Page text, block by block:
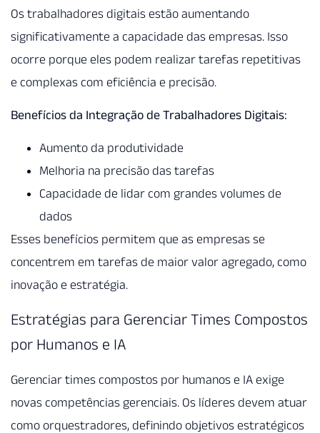
Os trabalhadores digitais estão aumentando
significativamente a capacidade das empresas. Isso
ocorre porque eles podem realizar tarefas repetitivas
e complexas com eficiência e precisão.
Benefícios da Integração de Trabalhadores Digitais:
Aumento da produtividade
Melhoria na precisão das tarefas
Capacidade de lidar com grandes volumes de
dados
Esses benefícios permitem que as empresas se
concentrem em tarefas de maior valor agregado, como
inovação e estratégia.
Estratégias para Gerenciar Times Compostos
por Humanos e IA
Gerenciar times compostos por humanos e IA exige
novas competências gerenciais. Os líderes devem atuar
como orquestradores, definindo objetivos estratégicos